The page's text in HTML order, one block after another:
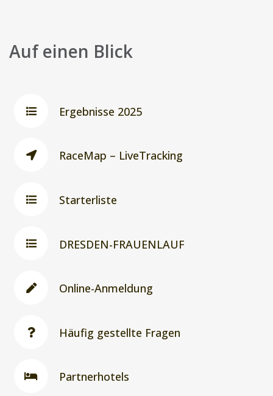
Auf einen Blick
Ergebnisse 2025
RaceMap – LiveTracking
Starterliste
DRESDEN-FRAUENLAUF
Online-Anmeldung
Häufig gestellte Fragen
Partnerhotels